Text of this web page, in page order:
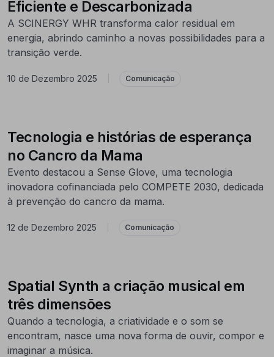
Eficiente e Descarbonizada
A SCINERGY WHR transforma calor residual em
energia, abrindo caminho a novas possibilidades para a
transição verde.
10 de Dezembro 2025 Comunicação
Tecnologia e histórias de esperança
no Cancro da Mama
Evento destacou a Sense Glove, uma tecnologia
inovadora cofinanciada pelo COMPETE 2030, dedicada
à prevenção do cancro da mama.
12 de Dezembro 2025 Comunicação
Spatial Synth a criação musical em
três dimensões
Quando a tecnologia, a criatividade e o som se
encontram, nasce uma nova forma de ouvir, compor e
imaginar a música.